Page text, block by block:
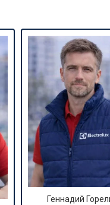
Геннадий